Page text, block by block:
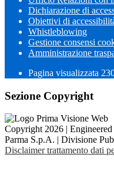
Dichiarazione di
Obiettivi di
Whistleblowing
Gestione consensi
Amministrazione
Pagina visualizzata
Sezione Copyright
Copyright 2026 |
Parma S.p.A. | Divisione
Disclaimer trattamento dati